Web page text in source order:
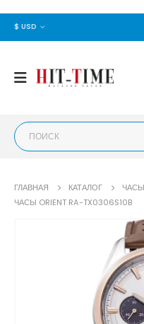
$ USD
ГЛАВНАЯ КАТАЛОГ ЧАСЫ
ЧАСЫ ORIENT RA-TX0306S10B